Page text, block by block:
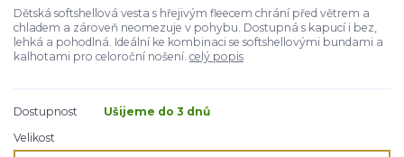
Dětská softshellová vesta s hřejivým fleecem chrání před větrem a
chladem a zároveň neomezuje v pohybu. Dostupná s kapucí i bez,
lehká a pohodlná. Ideální ke kombinaci se softshellovými bundami a
kalhotami pro celoroční nošení. celý popis
Dostupnost
Ušijeme do 3 dnů
Velikost